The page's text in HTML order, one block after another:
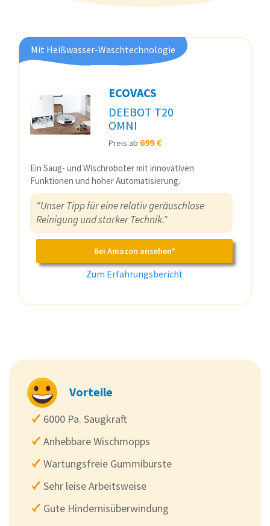
Mit Heißwasser-Waschtechnologie
ECOVACS
DEEBOT T20
OMNI
Preis ab 699 €
Ein Saug- und Wischroboter mit innovativen
Funktionen und hoher Automatisierung.
"Unser Tipp für eine relativ geräuschlose
Reinigung und starker Technik."
Bei Amazon ansehen*
Zum Erfahrungsbericht
Vorteile
6000 Pa. Saugkraft
Anhebbare Wischmopps
Wartungsfreie Gummibürste
Sehr leise Arbeitsweise
Gute Hindernisüberwindung